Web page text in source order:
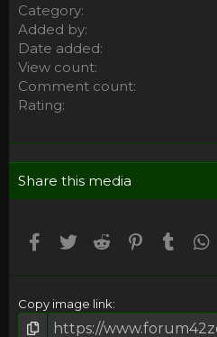
Category
Added by
Date added
View count
Comment count
Rating
Share this media
Facebook
Twitter Reddit Pinterest
Copy image link